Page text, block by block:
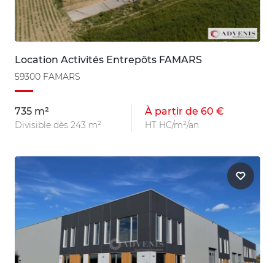
Location Activités Entrepôts FAMARS
59300 FAMARS
735 m²
Divisible dès 243 m²
À partir de 60 €
HT HC/m²/an